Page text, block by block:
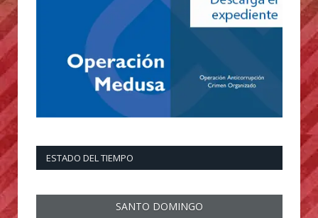
ESTADO DEL TIEMPO
SANTO DOMINGO